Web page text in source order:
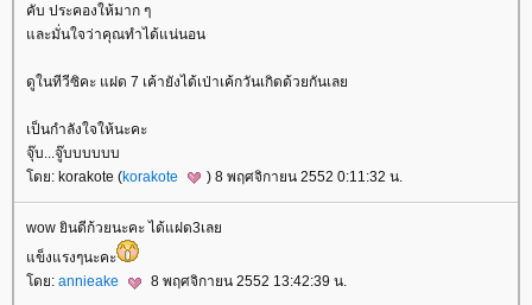
คับ ประคองให้มาก ๆ
ละมั่นใจว่าคุณทำได้แน่นอน
ดูในทีวีซิคะ แฝด 7 เค้ายังได้เป่าเค้กวันเกิดด้วยกันเล
เป็นกำลังใจให้นะคะ
จุ๊บ...จู๊บบบบบบ
ดย: korakote (korakote ) 8 พฤศจิกายน 2552 0:11:32 น.
wow ยินดีก้วยนะคะ ได้แฝด3เล
ข็งแรงๆนะคะ
ดย: annieake 8 พฤศจิกายน 2552 13:42:39 น.